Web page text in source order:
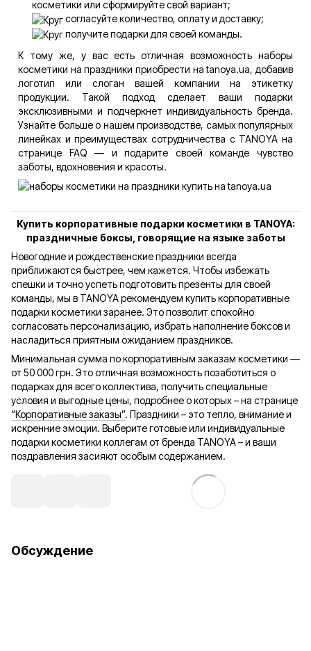
косметики или сформируйте свой вариант;
согласуйте количество, оплату и доставку;
получите подарки для своей команды.
К тому же, у вас есть отличная возможность наборы
косметики на праздники приобрести на tanoya.ua, добавив
логотип или слоган вашей компании на этикетку
продукции. Такой подход сделает ваши подарки
эксклюзивными и подчеркнет индивидуальность бренда.
Узнайте больше о нашем производстве, самых популярных
линейках и преимуществах сотрудничества с TANOYA на
странице FAQ — и подарите своей команде чувство
заботы, вдохновения и красоты.
Купить корпоративные подарки косметики в TANOYA:
праздничные боксы, говорящие на языке заботы
Новогодние и рождественские праздники всегда
приближаются быстрее, чем кажется. Чтобы избежать
спешки и точно успеть подготовить презенты для своей
команды, мы в TANOYA рекомендуем купить корпоративные
подарки косметики заранее. Это позволит спокойно
согласовать персонализацию, избрать наполнение боксов и
насладиться приятным ожиданием праздников.
Минимальная сумма по корпоративным заказам косметики —
от 50 000 грн. Это отличная возможность позаботиться о
подарках для всего коллектива, получить специальные
условия и выгодные цены, подробнее о которых – на странице
“Корпоративные заказы”. Праздники – это тепло, внимание и
искренние эмоции. Выберите готовые или индивидуальные
подарки косметики коллегам от бренда TANOYA – и ваши
поздравления засияют особым содержанием.
Обсуждение